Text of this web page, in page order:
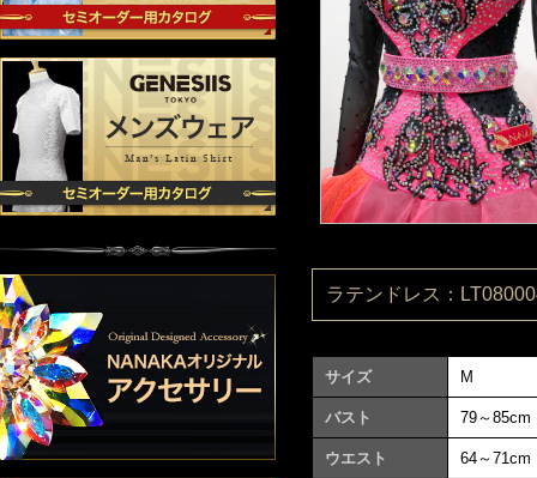
ラテンドレス：
サイズ M
バスト 79～85cm
ウエスト 64～71cm